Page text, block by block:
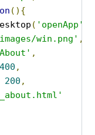
(){
( 'openApp'
win.png' ,
,
400 ,
200 ,